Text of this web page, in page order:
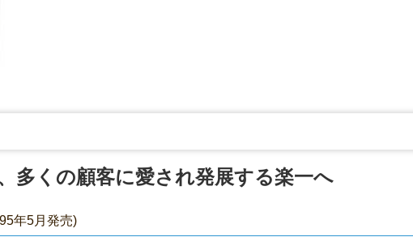
多くの顧客に愛され発展する楽一へ
年5月発売)